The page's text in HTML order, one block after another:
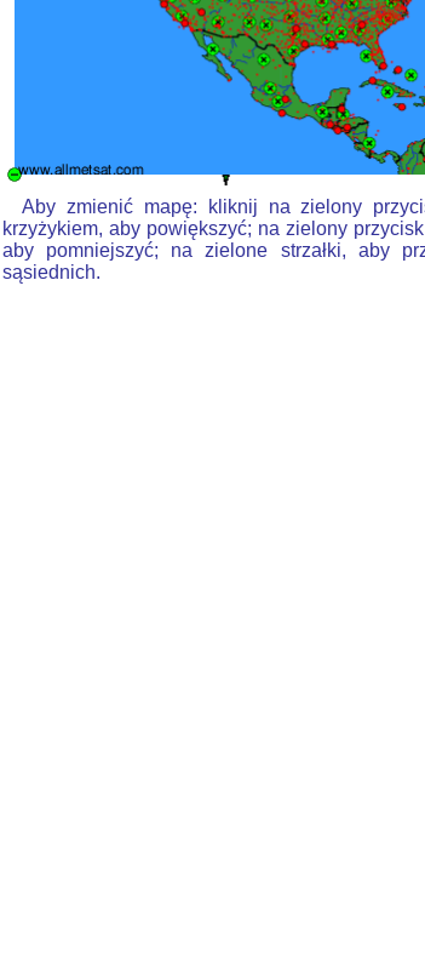
Aby zmienić mapę: kliknij na zielony
krzyżykiem, aby powiększyć; na zielony
aby pomniejszyć; na zielone strzałki, aby
sąsiednich.